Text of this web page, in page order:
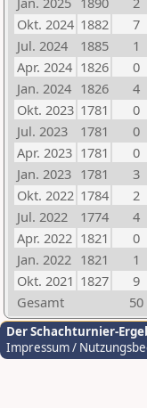
Okt. 2024 1882 7
Jul. 2024
1885 1
Apr. 2024 1826 0
Jan. 2024 1826 4
Okt. 2023 1781 0
Jul. 2023
1781 0
Apr. 2023 1781 0
Jan. 2023 1781 3
Okt. 2022 1784 2
Jul. 2022
1774 4
Apr. 2022 1821 0
Jan. 2022 1821 1
Okt. 2021 1827 9
Gesamt
50
Der Schachturnier-
Impressum /